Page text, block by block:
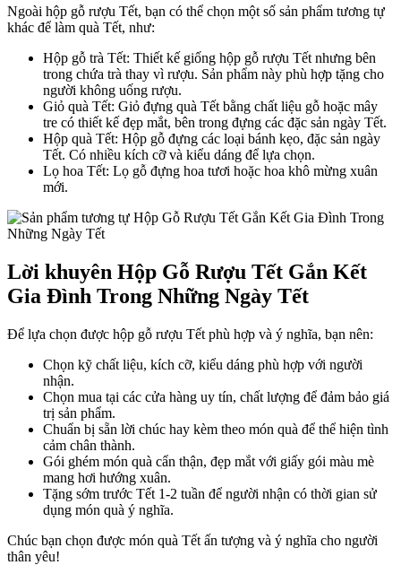
Ngoài hộp gỗ rượu Tết, bạn có thể chọn một số sản phẩm tương tự
khác để làm quà Tết, như:
Hộp gỗ trà Tết: Thiết kế giống hộp gỗ rượu Tết nhưng bên
trong chứa trà thay vì rượu. Sản phẩm này phù hợp tặng cho
người không uống rượu.
Giỏ quà Tết: Giỏ đựng quà Tết bằng chất liệu gỗ hoặc mây
tre có thiết kế đẹp mắt, bên trong đựng các đặc sản ngày Tết.
Hộp quà Tết: Hộp gỗ đựng các loại bánh kẹo, đặc sản ngày
Tết. Có nhiều kích cỡ và kiểu dáng để lựa chọn.
Lọ hoa Tết: Lọ gỗ đựng hoa tươi hoặc hoa khô mừng xuân
mới.
Lời khuyên Hộp Gỗ Rượu Tết Gắn Kết
Gia Đình Trong Những Ngày Tết
Để lựa chọn được hộp gỗ rượu Tết phù hợp và ý nghĩa, bạn nên:
Chọn kỹ chất liệu, kích cỡ, kiểu dáng phù hợp với người
nhận.
Chọn mua tại các cửa hàng uy tín, chất lượng để đảm bảo giá
trị sản phẩm.
Chuẩn bị sẵn lời chúc hay kèm theo món quà để thể hiện tình
cảm chân thành.
Gói ghém món quà cẩn thận, đẹp mắt với giấy gói màu mè
mang hơi hướng xuân.
Tặng sớm trước Tết 1-2 tuần để người nhận có thời gian sử
dụng món quà ý nghĩa.
Chúc bạn chọn được món quà Tết ấn tượng và ý nghĩa cho người
thân yêu!